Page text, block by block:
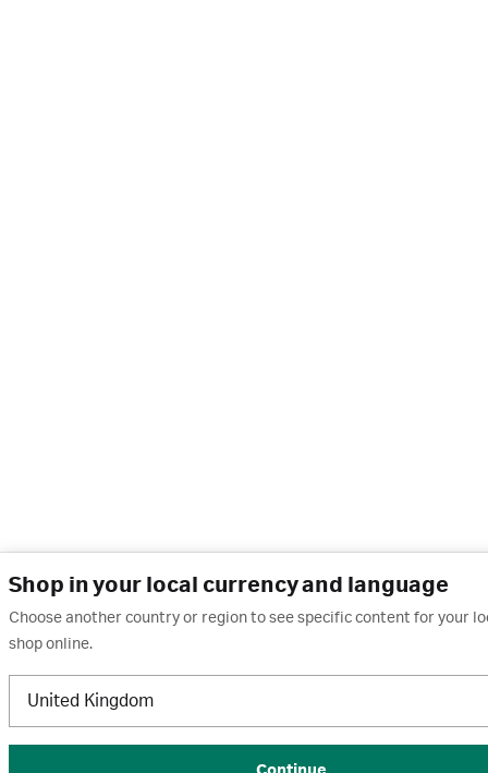
Shop in your local currency and language
Choose another country or region to see specific content for your
shop online.
United Kingdom